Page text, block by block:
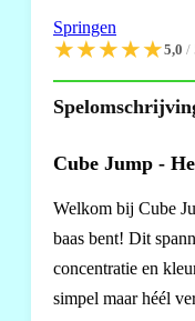
Springen
★★★★★5,0 /
Cube Jump -
Welkom bij Cube
baas bent! Dit
concentratie en
simpel maar héél